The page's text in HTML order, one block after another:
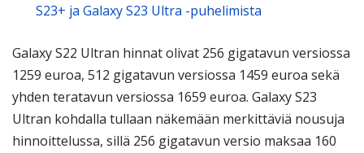
S23+ ja Galaxy S23 Ultra -puhelimista
Galaxy S22 Ultran hinnat olivat 256 gigatavun versiossa
1259 euroa, 512 gigatavun versiossa 1459 euroa sekä
yhden teratavun versiossa 1659 euroa. Galaxy S23
Ultran kohdalla tullaan näkemään merkittäviä nousuja
hinnoittelussa, sillä 256 gigatavun versio maksaa 160